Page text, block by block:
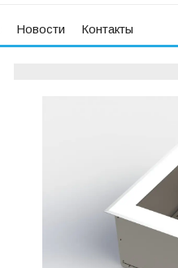
Новости Контакты